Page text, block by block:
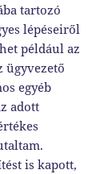
tartozó
lépéseiről
például az
ügyvezető
egyéb
adott
is kapott,